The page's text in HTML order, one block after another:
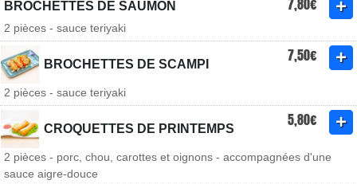
BROCHETTES DE SAUMON 7,80€
2 pièces - sauce teriyaki
BROCHETTES DE SCAMPI 7,50€
2 pièces - sauce teriyaki
CROQUETTES DE PRINTEMPS 5,80€
2 pièces - porc, chou, carottes et oignons - accompagnées d'une
sauce aigre-douce